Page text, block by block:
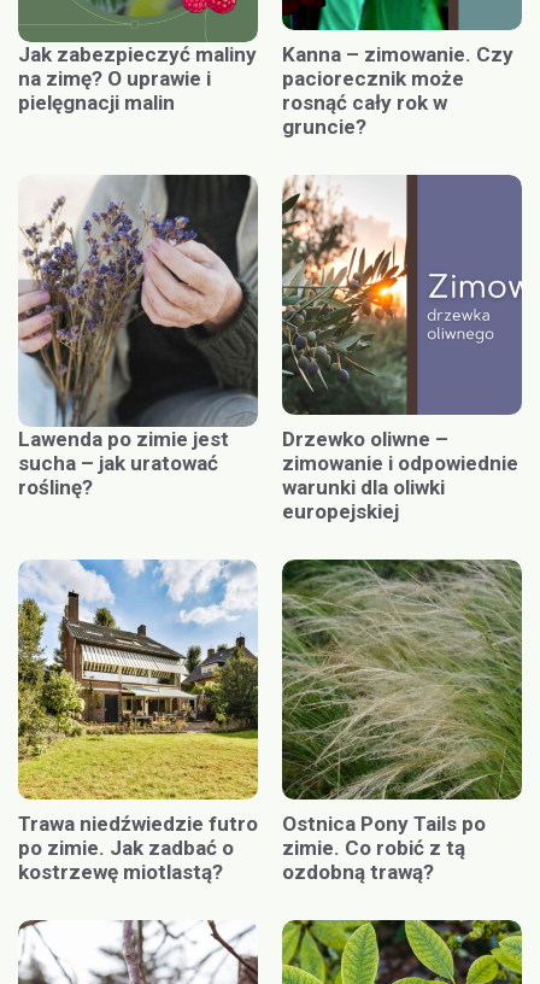
Jak zabezpieczyć maliny
na zimę? O uprawie i
pielęgnacji malin
Kanna – zimowanie. Czy
paciorecznik może
rosnąć cały rok w
gruncie?
Lawenda po zimie jest
sucha – jak uratować
roślinę?
Drzewko oliwne –
zimowanie i odpowiednie
warunki dla oliwki
europejskiej
Trawa niedźwiedzie futro
po zimie. Jak zadbać o
kostrzewę miotlastą?
Ostnica Pony Tails po
zimie. Co robić z tą
ozdobną trawą?